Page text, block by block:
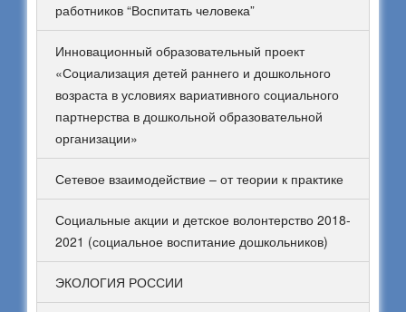
работников “Воспитать человека”
Инновационный образовательный проект
«Социализация детей раннего и дошкольного
возраста в условиях вариативного социального
партнерства в дошкольной образовательной
организации»
Сетевое взаимодействие – от теории к практике
Социальные акции и детское волонтерство 2018-
2021 (социальное воспитание дошкольников)
ЭКОЛОГИЯ РОССИИ